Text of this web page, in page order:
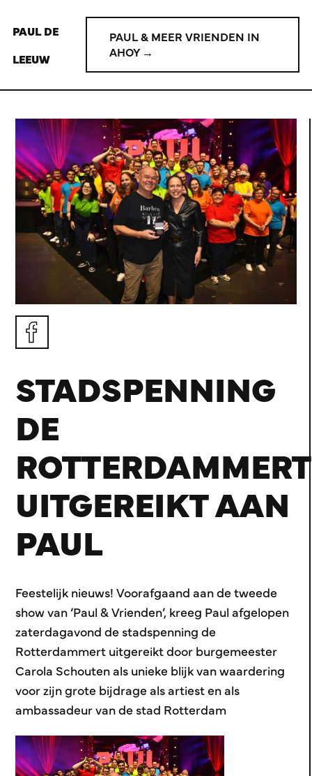
PAUL DE
LEEUW
PAUL & MEER VRIENDEN IN
AHOY →
STADSPENNING
DE
ROTTERDAMMERT
UITGEREIKT AAN
PAUL
Feestelijk nieuws! Voorafgaand aan de tweede
show van ‘Paul & Vrienden’, kreeg Paul afgelopen
zaterdagavond de stadspenning de
Rotterdammert uitgereikt door burgemeester
Carola Schouten als unieke blijk van waardering
voor zijn grote bijdrage als artiest en als
ambassadeur van de stad Rotterdam